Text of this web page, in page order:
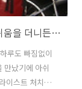
뉴질랜드 자전거 여행[25] - 퀸스타운의 아쉬움을 더니든에서...
루도 빠짐없이
만났기에 아쉬
이스트 처치까